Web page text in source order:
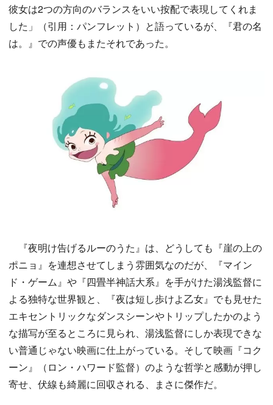
彼女は2つの方向のバランスをいい按配で表現してくれま
した」（引用：パンフレット）と語っているが、『君の名
は。』での声優もまたそれであった。
『夜明け告げるルーのうた』は、どうしても『崖の上の
ポニョ』を連想させてしまう雰囲気なのだが、『マイン
ド・ゲーム』や『四畳半神話大系』を手がけた湯浅監督に
よる独特な世界観と、『夜は短し歩けよ乙女』でも見せた
エキセントリックなダンスシーンやトリップしたかのよう
な描写が至るところに見られ、湯浅監督にしか表現できな
い普通じゃない映画に仕上がっている。そして映画『コク
ーン』（ロン・ハワード監督）のような哲学と感動が押し
寄せ、伏線も綺麗に回収される、まさに傑作だ。